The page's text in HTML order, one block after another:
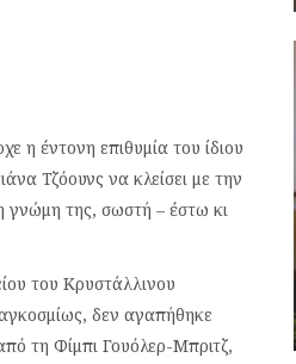
η έντονη επιθυμία του ίδιου
Τζόουνς να κλείσει με την
γνώμη της, σωστή – έστω κι
του Κρυστάλλινου
δεν αγαπήθηκε
τη Φίμπι Γουόλερ-Μπριτζ,